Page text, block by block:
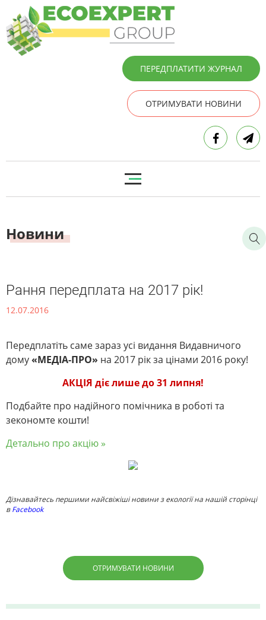
ПЕРЕДПЛАТИТИ ЖУРНАЛ
ОТРИМУВАТИ НОВИНИ
Новини
Рання передплата на 2017 рік!
12.07.2016
Передплатіть саме зараз усі видання Видавничого
дому«МЕДІА-ПРО» на 2017 рік за цінами 2016 року!
АКЦІЯ діє лише до 31 липня!
Подбайте про надійного помічника в роботі та
зекономте кошти!
Детально про акцію »
Дізнавайтесь першими найсвіжіші новини з екології на нашій сторінці
вFacebook
ОТРИМУВАТИ НОВИНИ